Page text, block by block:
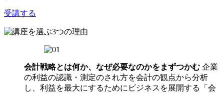
受講する
会計戦略とは何か、なぜ必要なのかをまずつかむ 企業
の利益の認識・測定のされ方を会計の観点から分析
し、利益を最大にするためにビジネスを展開する「会